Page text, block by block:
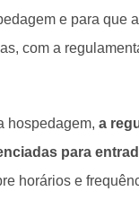
e para que
com a
hospedagem, a
para
horários e